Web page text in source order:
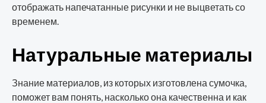
отображать напечатанные рисунки и не выцветать со
временем.
Натуральные материалы
Знание материалов, из которых изготовлена сумочка,
поможет вам понять, насколько она качественна и как